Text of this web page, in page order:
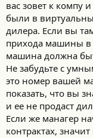
вас зовет к компу
были в
дилера. Если вы
прихода машины в
машина должна
Не забудьте с
это номер вашей
показать, что вы
и ее не продаст
Если же манагер
контрактах,